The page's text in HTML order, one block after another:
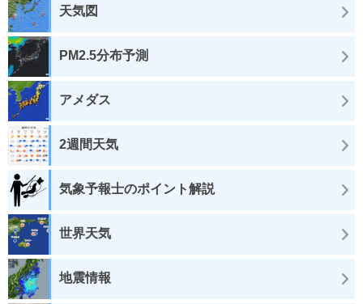
天気図
PM2.5分布予測
アメダス
2週間天気
気象予報士のポイント解説
世界天気
地震情報